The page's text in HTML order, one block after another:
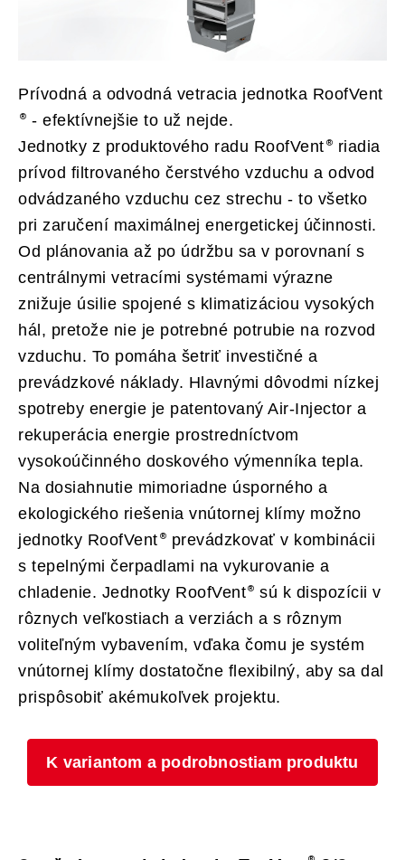
Prívodná a odvodná vetracia jednotka RoofVent
- efektívnejšie to už nejde.
Jednotky z produktového radu RoofVent
riadia
prívod filtrovaného čerstvého vzduchu a odvod
odvádzaného vzduchu cez strechu - to všetko
pri zaručení maximálnej energetickej účinnosti.
Od plánovania až po údržbu sa v porovnaní s
centrálnymi vetracími systémami výrazne
znižuje úsilie spojené s klimatizáciou vysokých
hál, pretože nie je potrebné potrubie na rozvod
vzduchu. To pomáha šetriť investičné a
prevádzkové náklady. Hlavnými dôvodmi nízkej
spotreby energie je patentovaný Air-Injector a
rekuperácia energie prostredníctvom
vysokoúčinného doskového výmenníka tepla.
Na dosiahnutie mimoriadne úsporného a
ekologického riešenia vnútornej klímy možno
jednotky RoofVent
prevádzkovať v kombinácii
s tepelnými čerpadlami na vykurovanie a
chladenie. Jednotky RoofVent
sú k dispozícii v
rôznych veľkostiach a verziách a s rôznym
voliteľným vybavením, vďaka čomu je systém
vnútornej klímy dostatočne flexibilný, aby sa dal
prispôsobiť akémukoľvek projektu.
K variantom a podrobnostiam produktu